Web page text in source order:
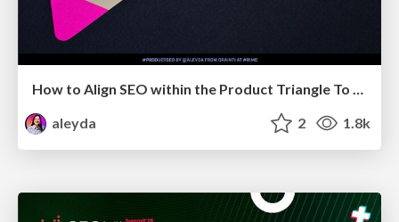
How to Align SEO within the Product Triangle To Get Buy-In & Support - #RIMC
aleyda
2 1.8k